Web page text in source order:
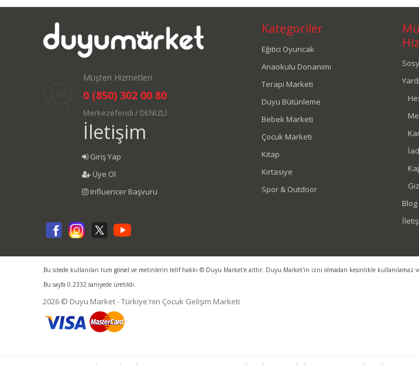
Müşteri Hizmetleri
0 (850) 302 00 80
Merkezefendi / DENİZLİ
İletişim
Giriş Yap
Üye Ol
Influencer Başvuru
Kategoriler
Eğitici Oyuncak
Anaokulu Donanımı
Terapi Marketi
Duyu Bütünleme
Bebek Marketi
Çocuk Marketi
Kitap
Kırtasiye
Spor & Outdoor
Blog
Bu sitede kullanılan tüm görsel ve metinlerin telif hakkı © Duyu Market'e aittir. Duyu Market'in izni olmadan kesinlikle kullanılamaz
Bu sayfa 0.2332 saniyede üretildi.
2026 © Duyu Market - Türkiye'nin Çocuk Gelişim Marketi